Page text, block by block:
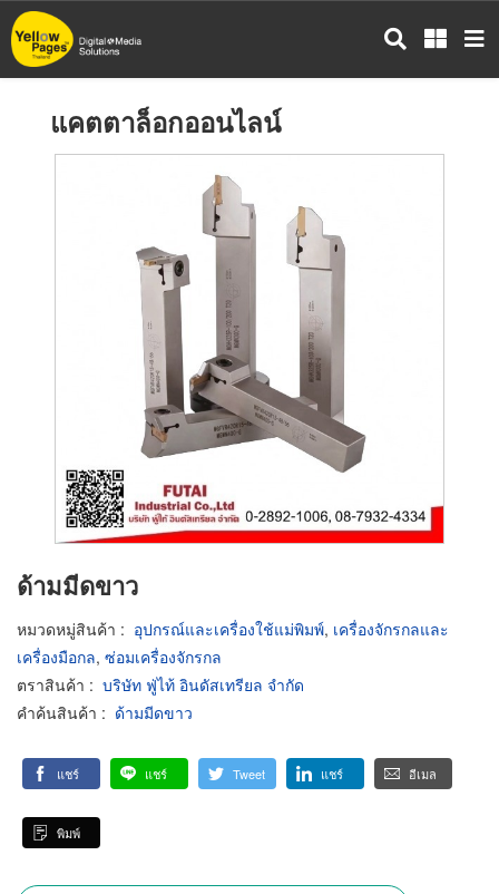
ข้าม
ไป
แคตตาล็อกออนไลน์
ด้ามมีดขาว
หมวดหมู่สินค้า : อุปกรณ์และเครื่องใช้แม่พิมพ์, เครื่องจักรกลและ
เครื่องมือกล, ซ่อมเครื่องจักรกล
ตราสินค้า : บริษัท ฟู่ไท้ อินดัสเทรียล จำกัด
คำค้นสินค้า : ด้ามมีดขาว
แชร์ แชร์ Tweet แชร์ อีเมล
พิมพ์